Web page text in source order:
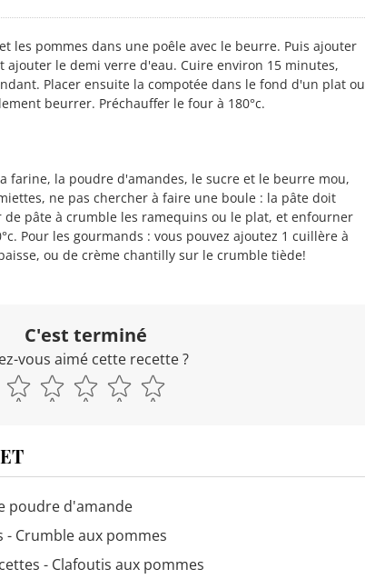
les pommes dans une poêle avec le beurre. Puis ajouter
ajouter le demi verre d'eau. Cuire environ 15 minutes,
Placer ensuite la compotée dans le fond d'un plat ou
beurrer. Préchauffer le four à 180°c.
farine, la poudre d'amandes, le sucre et le beurre mou,
ne pas chercher à faire une boule : la pâte doit
de pâte à crumble les ramequins ou le plat, et enfourner
Pour les gourmands : vous pouvez ajoutez 1 cuillère à
ou de crème chantilly sur le crumble tiède!
C'est terminé
vous aimé cette recette ?
poudre d'amande
- Crumble aux pommes
- Clafoutis aux pommes